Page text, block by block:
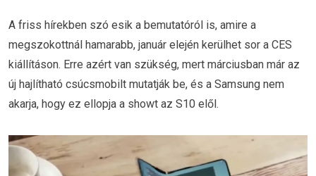
A friss hírekben szó esik a bemutatóról is, amire a
megszokottnál hamarabb, január elején kerülhet sor a CES
kiállításon. Erre azért van szükség, mert márciusban már az
új hajlítható csúcsmobilt mutatják be, és a Samsung nem
akarja, hogy ez ellopja a showt az S10 elől.